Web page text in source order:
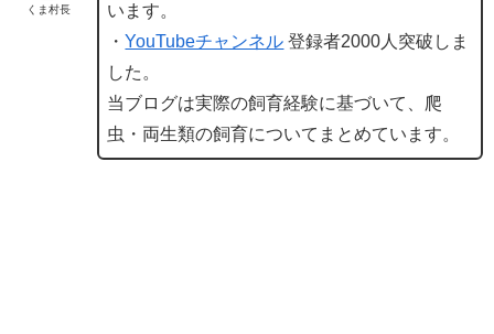
くま村長
います。
・YouTubeチャンネル 登録者2000人突破しま
した。
当ブログは実際の飼育経験に基づいて、爬
虫・両生類の飼育についてまとめています。